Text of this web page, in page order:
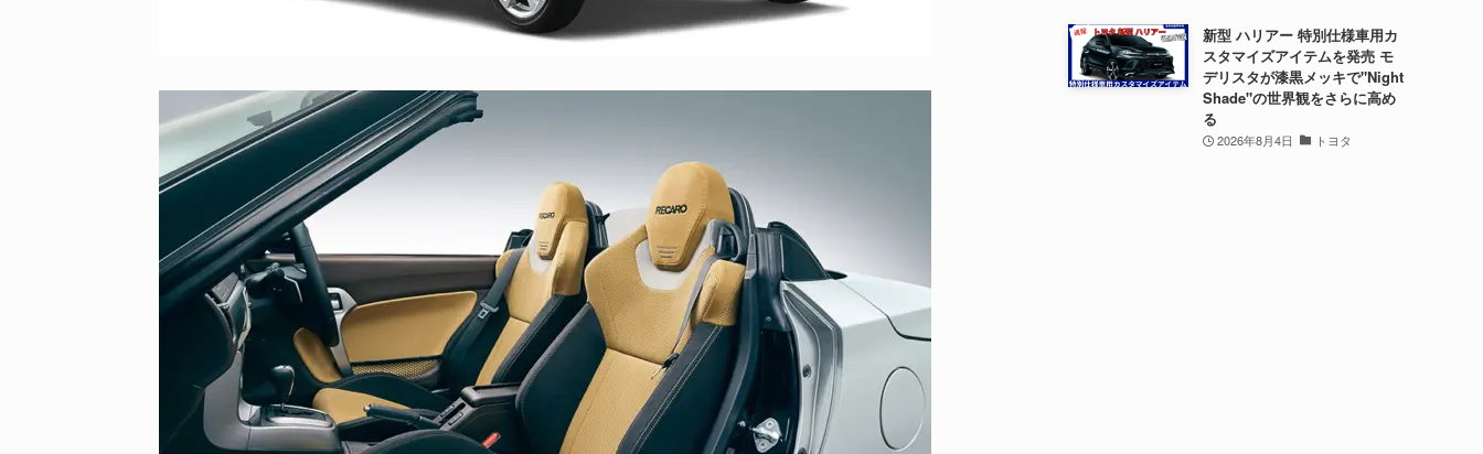
新型 ハリアー 特別仕様車用カ
スタマイズアイテムを発売 モ
デリスタが漆黒メッキで"Night
Shade"の世界観をさらに高め
る
2026年8月4日 トヨタ